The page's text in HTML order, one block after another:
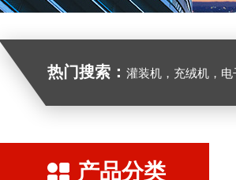
热门搜索： 灌装机，充绒机，
产品分类